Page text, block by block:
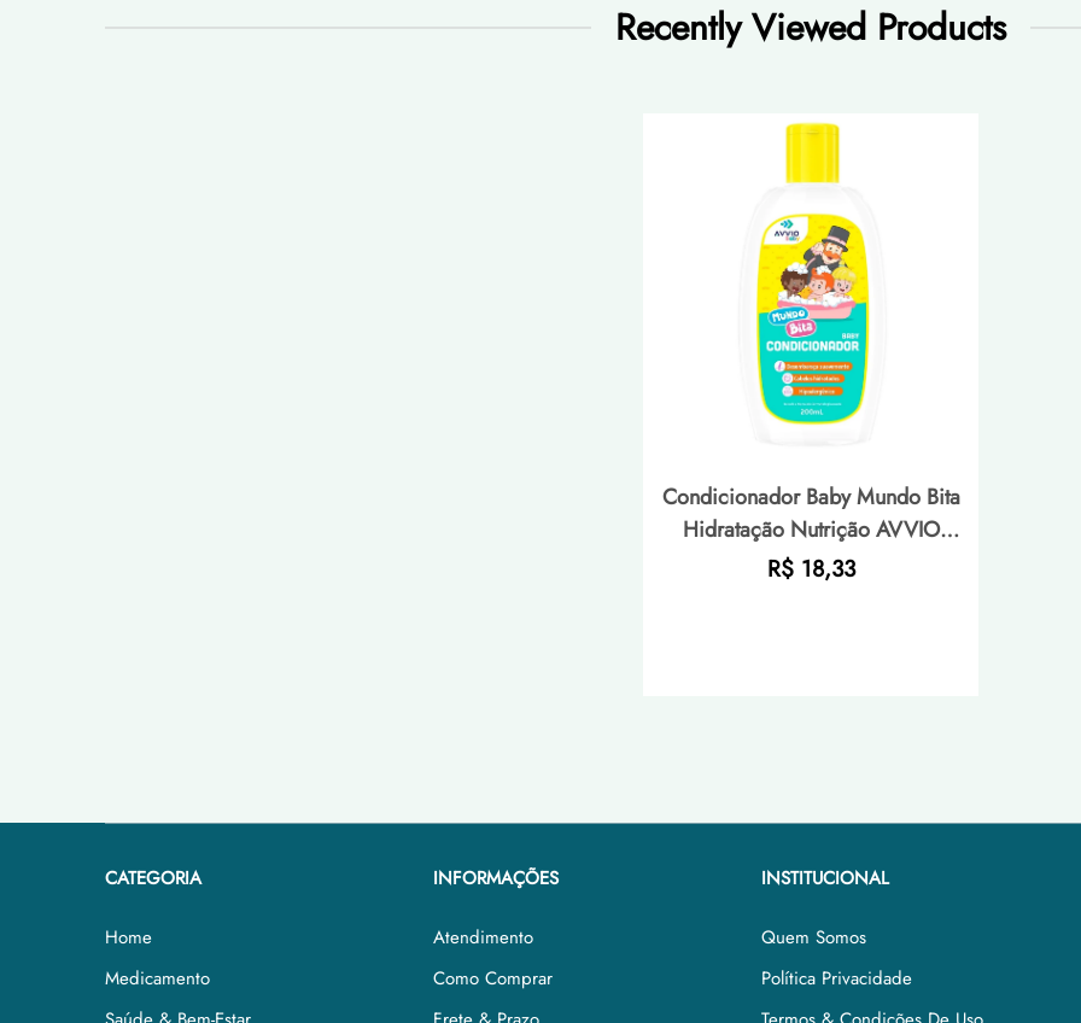
Recently Viewed Products
Condicionador Baby Mundo Bita
Hidratação Nutrição AVVIO
Cuidado Infantil - 200ml
Preço
R$ 18,33
CATEGORIA
Home
Medicamento
INFORMAÇÕES
Atendimento
Como Comprar
INSTITUCIONAL
Quem Somos
Política Privacidade